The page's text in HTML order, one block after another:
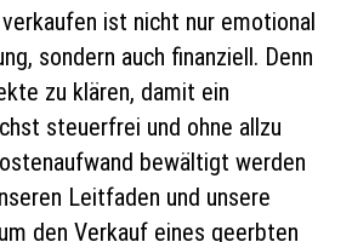
ist nicht nur emotional
sondern auch finanziell. Denn
zu klären, damit ein
steuerfrei und ohne allzu
bewältigt werden
Leitfaden und unsere
den Verkauf eines geerbten